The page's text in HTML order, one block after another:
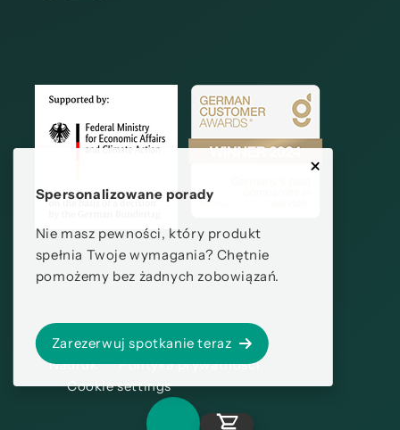
Spersonalizowane porady
Nie masz pewności, który produkt
spełnia Twoje wymagania? Chętnie
pomożemy bez żadnych zobowiązań.
Zarezerwuj spotkanie teraz
Nadruk
Polityka prywatności
Cookie settings